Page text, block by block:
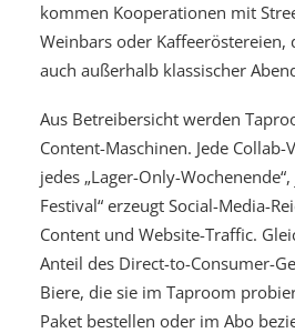
kommen Kooperationen mit
Weinbars oder Kaffeeröstereien,
auch außerhalb klassischer
Aus Betreibersicht werden
Content-Maschinen. Jede
jedes „Lager-Only-
Festival“ erzeugt Social-Media-
Content und Website-Traffic.
Anteil des Direct-to-Consumer-
Biere, die sie im Taproom
Paket bestellen oder im Abo